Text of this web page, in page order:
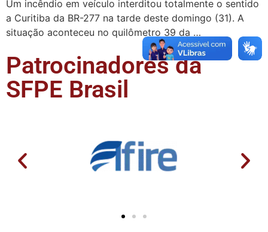
Um incêndio em veículo interditou totalmente o sentido
a Curitiba da BR-277 na tarde deste domingo (31). A
situação aconteceu no quilômetro 39 da …
Patrocinadores da
SFPE Brasil